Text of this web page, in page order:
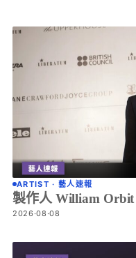
ARTIST · 藝人速報
製作人 William
2026·08·08